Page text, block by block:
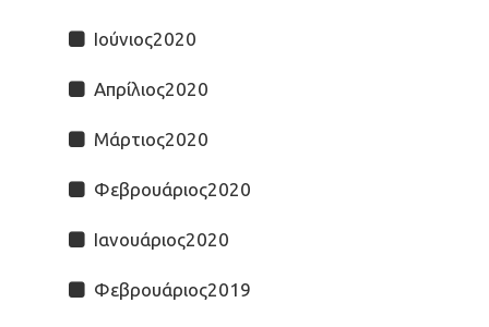
Ιούνιος2020
Απρίλιος2020
Μάρτιος2020
Φεβρουάριος2020
Ιανουάριος2020
Φεβρουάριος2019